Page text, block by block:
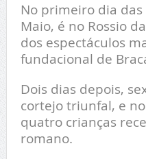
No primeiro dia
Maio, é no Rossio
dos espectáculos
fundacional de
Dois dias depois,
cortejo triunfal, e
quatro crianças
romano.